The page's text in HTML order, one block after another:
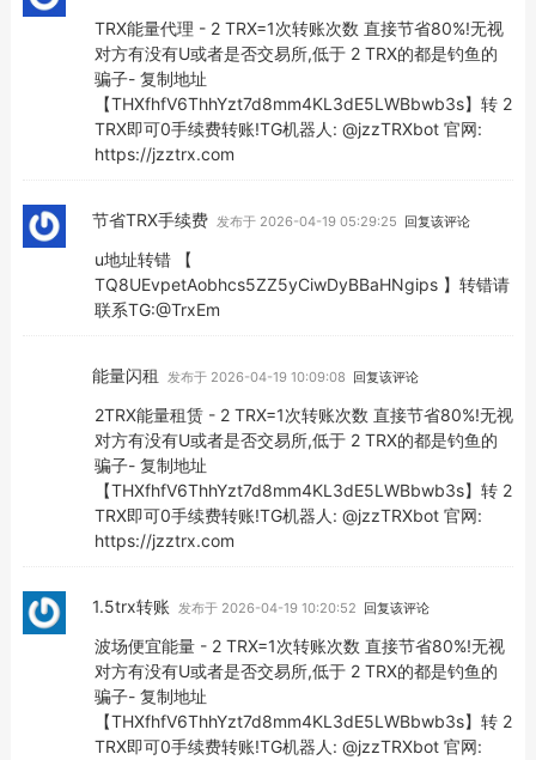
TRX能量代理 - 2 TRX=1次转账次数 直接节省80%!无视
对方有没有U或者是否交易所,低于 2 TRX的都是钓鱼的
骗子- 复制地址
【THXfhfV6ThhYzt7d8mm4KL3dE5LWBbwb3s】转 2
TRX即可0手续费转账!TG机器人: @jzzTRXbot 官网:
https://jzztrx.com
节省TRX手续费 发布于 2026-04-19 05:29:25 回复该评论
u地址转错 【
TQ8UEvpetAobhcs5ZZ5yCiwDyBBaHNgips 】转错请
联系TG:@TrxEm
能量闪租 发布于 2026-04-19 10:09:08 回复该评论
2TRX能量租赁 - 2 TRX=1次转账次数 直接节省80%!无视
对方有没有U或者是否交易所,低于 2 TRX的都是钓鱼的
骗子- 复制地址
【THXfhfV6ThhYzt7d8mm4KL3dE5LWBbwb3s】转 2
TRX即可0手续费转账!TG机器人: @jzzTRXbot 官网:
https://jzztrx.com
1.5trx转账 发布于 2026-04-19 10:20:52 回复该评论
波场便宜能量 - 2 TRX=1次转账次数 直接节省80%!无视
对方有没有U或者是否交易所,低于 2 TRX的都是钓鱼的
骗子- 复制地址
【THXfhfV6ThhYzt7d8mm4KL3dE5LWBbwb3s】转 2
TRX即可0手续费转账!TG机器人: @jzzTRXbot 官网: